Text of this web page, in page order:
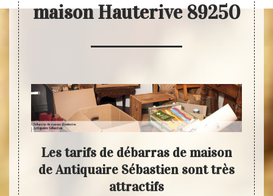
maison Hauterive 89250
Les tarifs de débarras de maison
de Antiquaire Sébastien sont très
attractifs